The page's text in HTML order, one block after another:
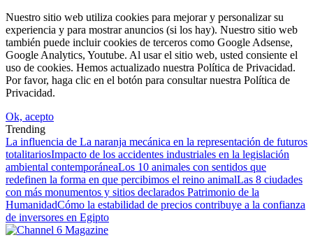
Nuestro sitio web utiliza cookies para mejorar y personalizar su
experiencia y para mostrar anuncios (si los hay). Nuestro sitio web
también puede incluir cookies de terceros como Google Adsense,
Google Analytics, Youtube. Al usar el sitio web, usted consiente el
uso de cookies. Hemos actualizado nuestra Política de Privacidad.
Por favor, haga clic en el botón para consultar nuestra Política de
Privacidad.
Ok, acepto
Trending
La influencia de La naranja mecánica en la representación de futuros
totalitariosImpacto de los accidentes industriales en la legislación
ambiental contemporáneaLos 10 animales con sentidos que
redefinen la forma en que percibimos el reino animalLas 8 ciudades
con más monumentos y sitios declarados Patrimonio de la
HumanidadCómo la estabilidad de precios contribuye a la confianza
de inversores en Egipto